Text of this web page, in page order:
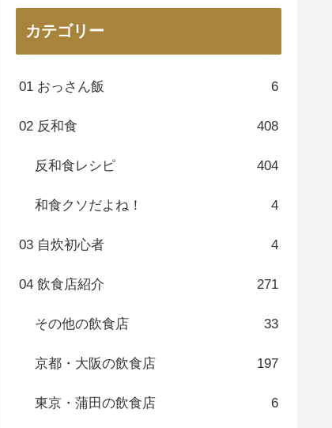
カテゴリー
01 おっさん飯 6
02 反和食 408
反和食レシピ 404
和食クソだよね！ 4
03 自炊初心者 4
04 飲食店紹介 271
その他の飲食店 33
京都・大阪の飲食店 197
東京・蒲田の飲食店 6